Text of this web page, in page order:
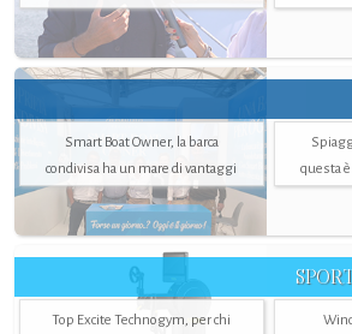
Smart Boat Owner, la barca
condivisa ha un mare di vantaggi
questa
Top Excite Technogym, per chi